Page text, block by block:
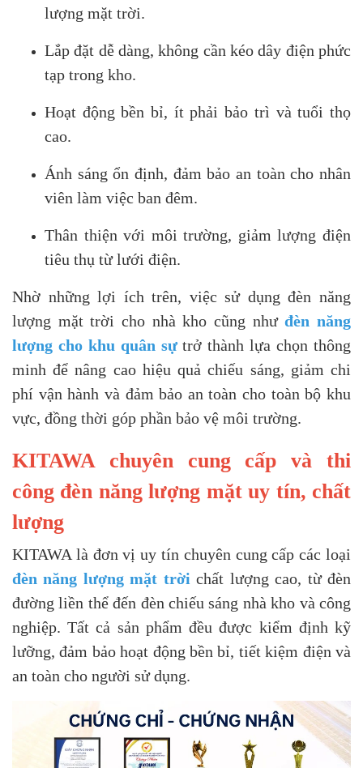
lượng mặt trời.
Lắp đặt dễ dàng, không cần kéo dây điện phức
tạp trong kho.
Hoạt động bền bỉ, ít phải bảo trì và tuổi thọ
cao.
Ánh sáng ổn định, đảm bảo an toàn cho nhân
viên làm việc ban đêm.
Thân thiện với môi trường, giảm lượng điện
tiêu thụ từ lưới điện.
Nhờ những lợi ích trên, việc sử dụng đèn năng
lượng mặt trời cho nhà kho cũng nhưđèn năng
lượng cho khu quân sựtrở thành lựa chọn thông
minh để nâng cao hiệu quả chiếu sáng, giảm chi
phí vận hành và đảm bảo an toàn cho toàn bộ khu
vực, đồng thời góp phần bảo vệ môi trường.
KITAWA chuyên cung cấp và thi
công đèn năng lượng mặt uy tín, chất
lượng
KITAWA là đơn vị uy tín chuyên cung cấp các loại
đèn năng lượng mặt trời chất lượng cao, từ đèn
đường liền thể đến đèn chiếu sáng nhà kho và công
nghiệp. Tất cả sản phẩm đều được kiểm định kỹ
lưỡng, đảm bảo hoạt động bền bỉ, tiết kiệm điện và
an toàn cho người sử dụng.